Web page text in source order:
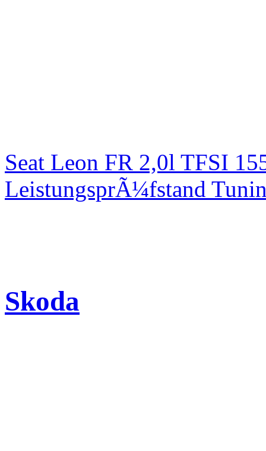
Seat Leon FR 2,0l TFSI
LeistungsprÃ¼fstand
Skoda